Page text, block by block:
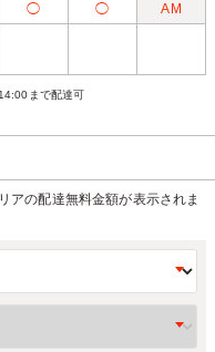
◯ ◯ AM
まで配達可
アの配達無料金額が表示されま